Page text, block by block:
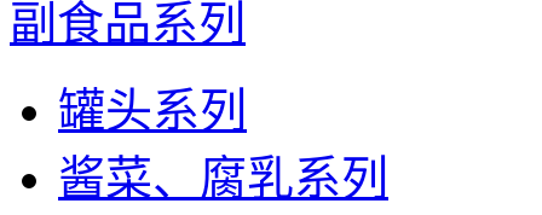
副食品系列
罐头系列
酱菜、腐乳系列